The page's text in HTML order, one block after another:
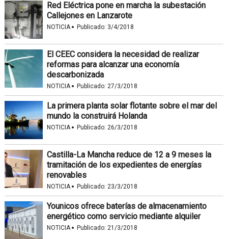
Red Eléctrica pone en marcha la subestación
Callejones en Lanzarote
NOTICIA· Publicado: 3/4/2018
El CEEC considera la necesidad de realizar
reformas para alcanzar una economía
descarbonizada
NOTICIA· Publicado: 27/3/2018
La primera planta solar flotante sobre el mar del
mundo la construirá Holanda
NOTICIA· Publicado: 26/3/2018
Castilla-La Mancha reduce de 12 a 9 meses la
tramitación de los expedientes de energías
renovables
NOTICIA· Publicado: 23/3/2018
Younicos ofrece baterías de almacenamiento
energético como servicio mediante alquiler
NOTICIA· Publicado: 21/3/2018